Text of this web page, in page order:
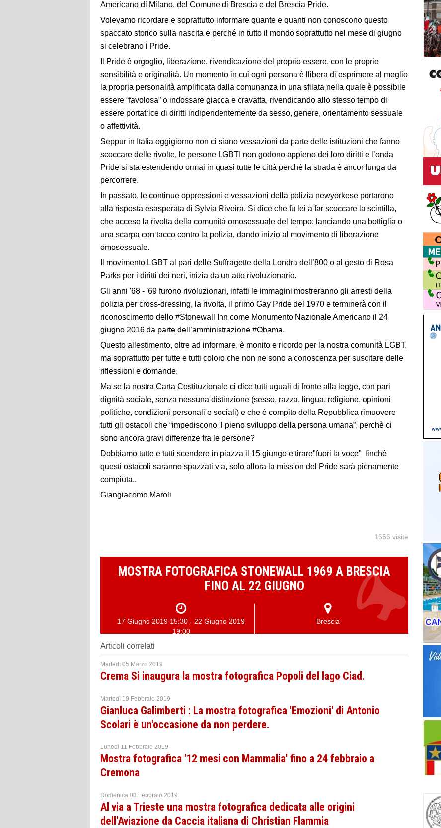
Americano di Milano, del Comune di Brescia e del Brescia Pride.
Volevamo ricordare e soprattutto informare quante e quanti non conoscono questo
spaccato storico sulla nascita e perché in tutto il mondo soprattutto nel mese di giugno
si celebrano i Pride.
Il Pride è orgoglio, liberazione, rivendicazione del proprio essere, con le proprie
sensibilità e originalità. Un momento in cui ogni persona è llibera di esprimere al meglio
la propria personalità amplificata dalla comunanza in una sfilata nella quale è possibile
essere “favolosa” o indossare giacca e cravatta, rivendicando allo stesso tempo di
essere portatrice di diritti indipendentemente da sesso, genere, orientamento sessuale
o affettività.
Seppur in Italia oggigiorno non ci siano vessazioni da parte delle istituzioni che fanno
scoccare delle rivolte, le persone LGBTI non godono appieno dei loro diritti e l’onda
Pride si sta estendendo ormai in quasi tutte le città perché la strada è ancor lunga da
percorrere.
In passato, le continue oppressioni e vessazioni della polizia newyorkese portarono
alla risposta esasperata di Sylvia Riveira. Si dice che fu lei a far scoccare la scintilla,
che accese la rivolta della comunità omosessuale del tempo: lanciando una bottiglia o
una scarpa con tacco contro la polizia, dando inizio al movimento di liberazione
omosessuale.
Il movimento LGBT al pari delle Suffragette della Londra dell’800 o al gesto di Rosa
Parks per i diritti dei neri, inizia da un atto rivoluzionario.
Gli anni '68 - '69 furono rivoluzionari, infatti le immagini mostreranno gli arresti della
polizia per cross-dressing, la rivolta, il primo Gay Pride del 1970 e terminerà con il
riconoscimento dello #Stonewall Inn come Monumento Nazionale Americano il 24
giugno 2016 da parte dell’amministrazione #Obama.
Questo allestimento, oltre ad informare, è monito e ricordo per la nostra comunità LGBT,
ma soprattutto per tutte e tutti coloro che non ne sono a conoscenza per suscitare delle
riflessioni e domande.
Ma se la nostra Carta Costituzionale ci dice tutti uguali di fronte alla legge, con pari
dignità sociale, senza nessuna distinzione (sesso, razza, lingua, religione, opinioni
politiche, condizioni personali e sociali) e che è compito della Repubblica rimuovere
tutti gli ostacoli che “impediscono il pieno sviluppo della persona umana”, perchè ci
sono ancora gravi differenze fra le persone?
Dobbiamo tutte e tutti scendere in piazza il 15 giungo e tirare"fuori la voce" finchè
questi ostacoli saranno spazzati via, solo allora la mission del Pride sarà pienamente
compiuta..
Giangiacomo Maroli
1656 visite
MOSTRA FOTOGRAFICA STONEWALL 1969 A BRESCIA
FINO AL 22 GIUGNO
17 Giugno 2019 15:30 - 22 Giugno 2019
19:00
Brescia
Articoli correlati
Martedì 05 Marzo 2019
Crema Si inaugura la mostra fotografica Popoli del lago Ciad.
Martedì 19 Febbraio 2019
Gianluca Galimberti : La mostra fotografica 'Emozioni' di Antonio
Scolari è un'occasione da non perdere.
Lunedì 11 Febbraio 2019
Mostra fotografica '12 mesi con Mammalia' fino a 24 febbraio a
Cremona
Domenica 03 Febbraio 2019
Al via a Trieste una mostra fotografica dedicata alle origini
dell'Aviazione da Caccia italiana di Christian Flammia